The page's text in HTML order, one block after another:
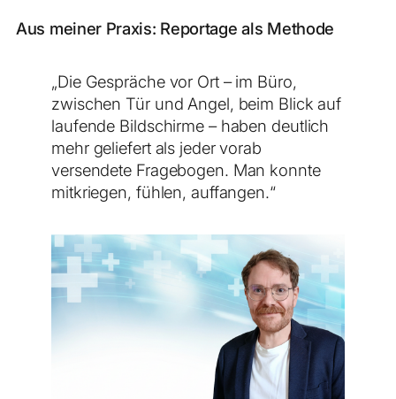
Aus meiner Praxis: Reportage als Methode
„Die Gespräche vor Ort – im Büro,
zwischen Tür und Angel, beim Blick auf
laufende Bildschirme – haben deutlich
mehr geliefert als jeder vorab
versendete Fragebogen. Man konnte
mitkriegen, fühlen, auffangen.“